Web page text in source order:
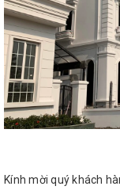
Kính mời quý khách